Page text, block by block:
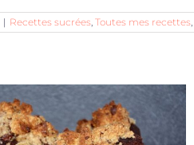
| Recettes sucrées Toutes mes recettes